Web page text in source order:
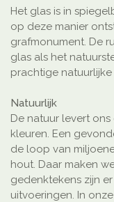
Het glas is in
op deze manier
grafmonument. De
glas als het
prachtige natuurlijke
Natuurlijk
De natuur levert
kleuren. Een
de loop van
hout. Daar maken
gedenktekens zijn
uitvoeringen. In